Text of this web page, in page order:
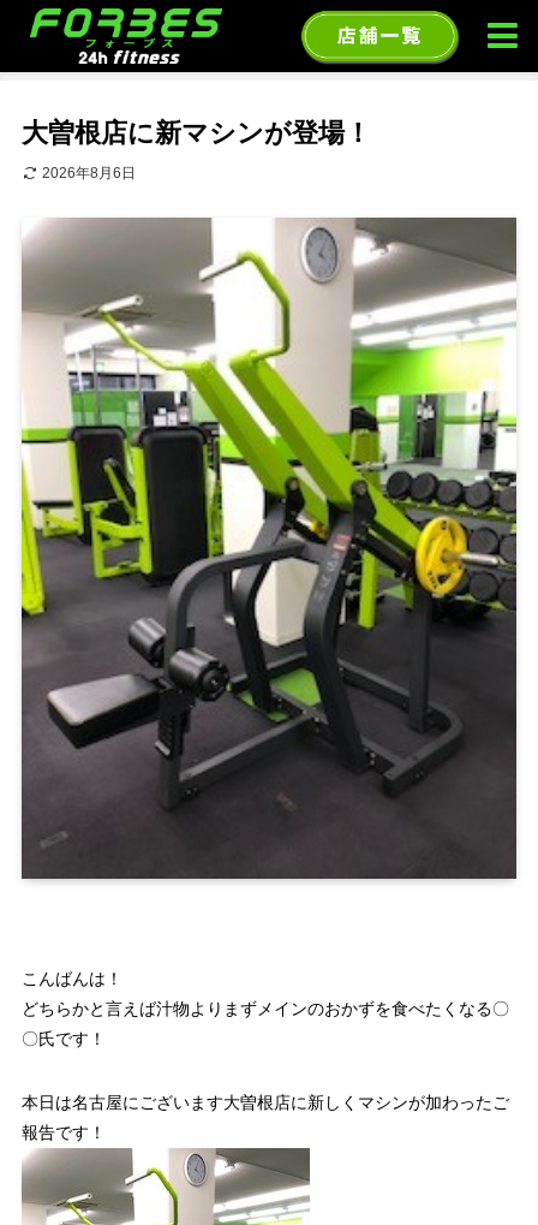
ホーム 〇〇氏のチョイ得情報局！
大曽根店に新マシンが登場！
2026年8月6日
こんばんは！
どちらかと言えば汁物よりまずメインのおかずを食べたくなる〇
〇氏です！
本日は名古屋にございます大曽根店に新しくマシンが加わったご
報告です！